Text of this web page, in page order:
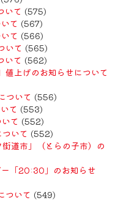
いて (575)
て (567)
て (566)
いて (565)
いて (562)
上げのお知らせについて
ついて (556)
て (553)
て (552)
いて (552)
道市」（とらの子市）の
ー「20:30」のお知らせ
ついて (549)